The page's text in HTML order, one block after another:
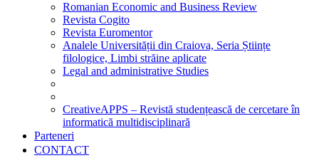
Romanian Economic and Business Review
Revista Cogito
Revista Euromentor
Analele Universității din Craiova, Seria Științe
filologice, Limbi străine aplicate
Legal and administrative Studies
CreativeAPPS – Revistă studențească de cercetare în
informatică multidisciplinară
Parteneri
CONTACT